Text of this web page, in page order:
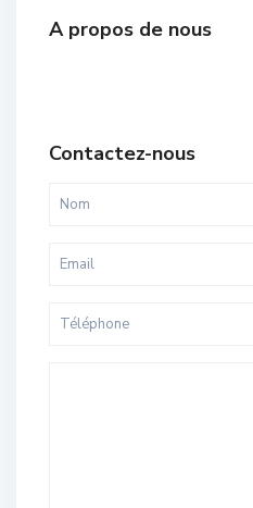
A propos de nous
Contactez-nous